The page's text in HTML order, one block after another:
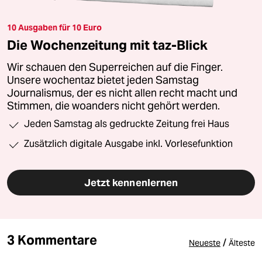
10 Ausgaben für 10 Euro
Die Wochenzeitung mit taz-Blick
Wir schauen den Superreichen auf die Finger.
Unsere wochentaz bietet jeden Samstag
Journalismus, der es nicht allen recht macht und
Stimmen, die woanders nicht gehört werden.
Jeden Samstag als gedruckte Zeitung frei Haus
Zusätzlich digitale Ausgabe inkl. Vorlesefunktion
Jetzt kennenlernen
3 Kommentare Neueste / Älteste